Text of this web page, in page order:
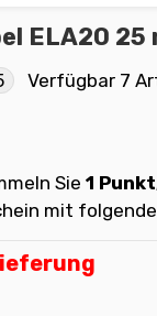
ELA20 25
Verfügbar 7
Sie 1
mit